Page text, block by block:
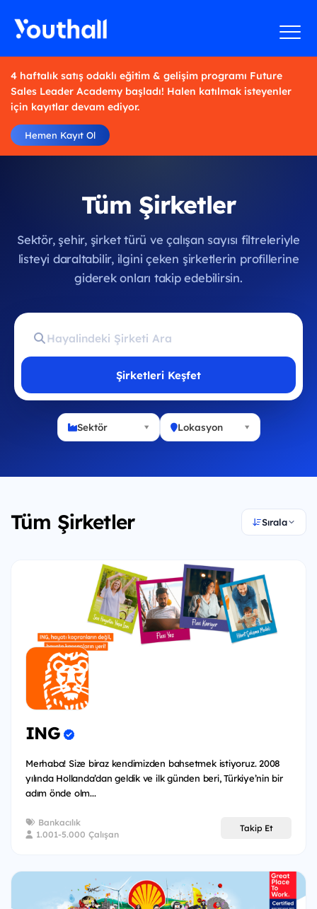
4 haftalık satış odaklı eğitim & gelişim programı Future
Sales Leader Academy başladı! Halen katılmak isteyenler
için kayıtlar devam ediyor.
Hemen Kayıt Ol
Tüm Şirketler
Sektör, şehir, şirket türü ve çalışan sayısı filtreleriyle
listeyi daraltabilir, ilgini çeken şirketlerin profillerine
giderek onları takip edebilirsin.
Şirketleri Keşfet
Sektör Lokasyon
Tüm Şirketler Sırala
ING
Merhaba! Size biraz kendimizden bahsetmek istiyoruz. 2008
yılında Hollanda’dan geldik ve ilk günden beri, Türkiye’nin bir
adım önde olm...
Bankacılık
1.001-5.000 Çalışan
Takip Et